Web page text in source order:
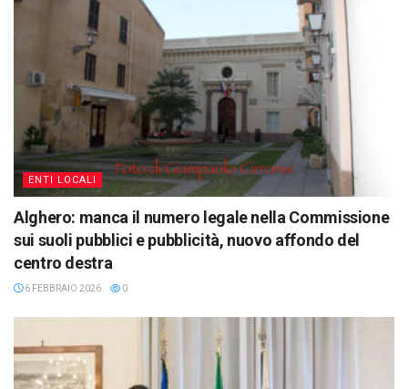
ENTI LOCALI
Alghero: manca il numero legale nella Commissione
sui suoli pubblici e pubblicità, nuovo affondo del
centro destra
6 FEBBRAIO 2026 0